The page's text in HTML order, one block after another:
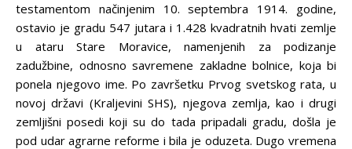
testamentom načinjenim 10. septembra 1914. godine,
ostavio je gradu 547 jutara i 1.428 kvadratnih hvati zemlje
u ataru Stare Moravice, namenjenih za podizanje
zadužbine, odnosno savremene zakladne bolnice, koja bi
ponela njegovo ime. Po završetku Prvog svetskog rata, u
novoj državi (Kraljevini SHS), njegova zemlja, kao i drugi
zemljišni posedi koji su do tada pripadali gradu, došla je
pod udar agrarne reforme i bila je oduzeta. Dugo vremena